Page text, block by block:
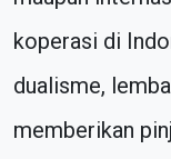
koperasi di
dualisme,
memberikan